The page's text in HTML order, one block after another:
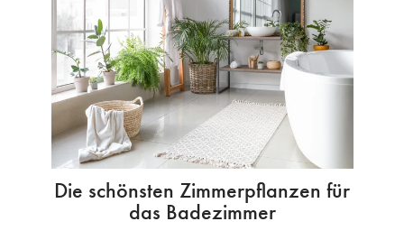
Die schönsten Zimmerpflanzen für
das Badezimmer